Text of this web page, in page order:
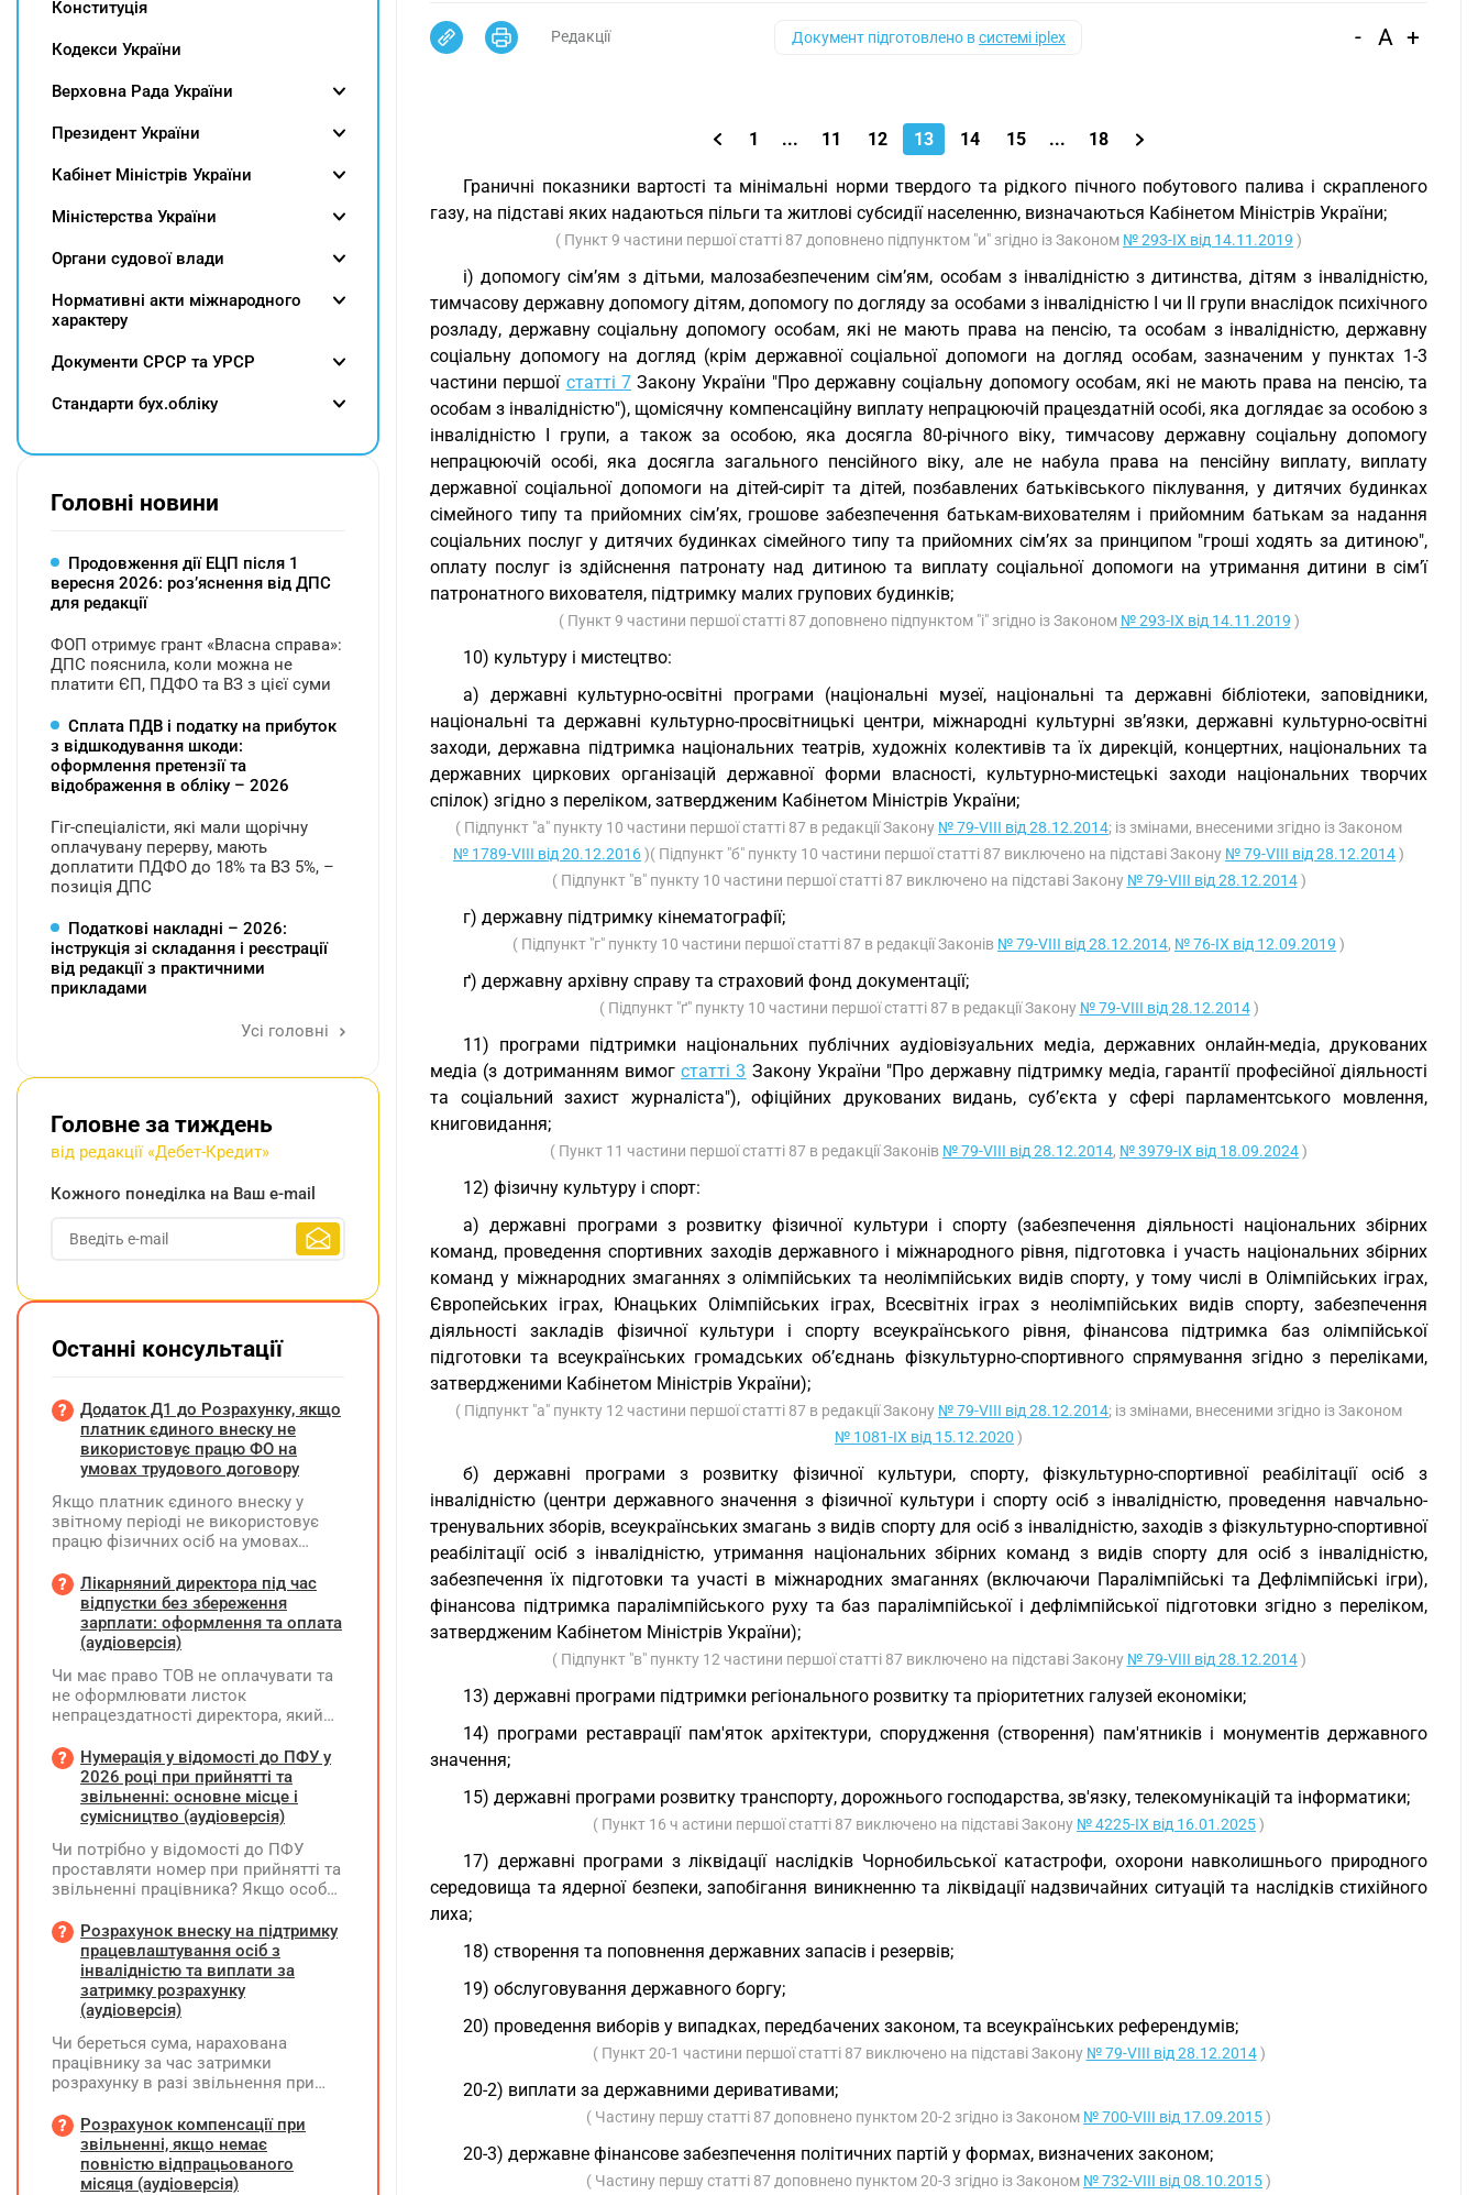
Редакції Документ підготовлено всистемі iplex - A +
1 ... 11 12 13 14 15 ... 18
Граничні показники вартості та мінімальні норми твердого та рідкого пічного побутового палива і скрапленого
газу, на підставі яких надаються пільги та житлові субсидії населенню, визначаються Кабінетом Міністрів України;
( Пункт 9 частини першої статті 87 доповнено підпунктом "и" згідно із Законом № 293-IX від 14.11.2019 )
і) допомогу сім’ям з дітьми, малозабезпеченим сім’ям, особам з інвалідністю з дитинства, дітям з інвалідністю,
тимчасову державну допомогу дітям, допомогу по догляду за особами з інвалідністю I чи II групи внаслідок психічного
розладу, державну соціальну допомогу особам, які не мають права на пенсію, та особам з інвалідністю, державну
соціальну допомогу на догляд (крім державної соціальної допомоги на догляд особам, зазначеним у пунктах 1-3
частини першої статті 7Закону України "Про державну соціальну допомогу особам, які не мають права на пенсію, та
особам з інвалідністю"), щомісячну компенсаційну виплату непрацюючій працездатній особі, яка доглядає за особою з
інвалідністю I групи, а також за особою, яка досягла 80-річного віку, тимчасову державну соціальну допомогу
непрацюючій особі, яка досягла загального пенсійного віку, але не набула права на пенсійну виплату, виплату
державної соціальної допомоги на дітей-сиріт та дітей, позбавлених батьківського піклування, у дитячих будинках
сімейного типу та прийомних сім’ях, грошове забезпечення батькам-вихователям і прийомним батькам за надання
соціальних послуг у дитячих будинках сімейного типу та прийомних сім’ях за принципом "гроші ходять за дитиною",
оплату послуг із здійснення патронату над дитиною та виплату соціальної допомоги на утримання дитини в сім’ї
патронатного вихователя, підтримку малих групових будинків;
( Пункт 9 частини першої статті 87 доповнено підпунктом "і" згідно із Законом № 293-IX від 14.11.2019 )
10) культуру і мистецтво:
а) державні культурно-освітні програми (національні музеї, національні та державні бібліотеки, заповідники,
національні та державні культурно-просвітницькі центри, міжнародні культурні зв’язки, державні культурно-освітні
заходи, державна підтримка національних театрів, художніх колективів та їх дирекцій, концертних, національних та
державних циркових організацій державної форми власності, культурно-мистецькі заходи національних творчих
спілок) згідно з переліком, затвердженим Кабінетом Міністрів України;
( Підпункт "а" пункту 10 частини першої статті 87 в редакції Закону № 79-VIII від 28.12.2014; із змінами, внесеними згідно із Законом
№ 1789-VIII від 20.12.2016)( Підпункт "б" пункту 10 частини першої статті 87 виключено на підставі Закону № 79-VIII від 28.12.2014)
( Підпункт "в" пункту 10 частини першої статті 87 виключено на підставі Закону № 79-VIII від 28.12.2014)
г) державну підтримку кінематографії;
( Підпункт "г" пункту 10 частини першої статті 87 в редакції Законів № 79-VIII від 28.12.2014, № 76-IX від 12.09.2019 )
ґ) державну архівну справу та страховий фонд документації;
( Підпункт "ґ" пункту 10 частини першої статті 87 в редакції Закону № 79-VIII від 28.12.2014)
11) програми підтримки національних публічних аудіовізуальних медіа, державних онлайн-медіа, друкованих
медіа (з дотриманням вимогстатті 3 Закону України "Про державну підтримку медіа, гарантії професійної діяльності
та соціальний захист журналіста"), офіційних друкованих видань, суб’єкта у сфері парламентського мовлення,
книговидання;
( Пункт 11 частини першої статті 87 в редакції Законів № 79-VIII від 28.12.2014, № 3979-IX від 18.09.2024)
12) фізичну культуру і спорт:
а) державні програми з розвитку фізичної культури і спорту (забезпечення діяльності національних збірних
команд, проведення спортивних заходів державного і міжнародного рівня, підготовка і участь національних збірних
команд у міжнародних змаганнях з олімпійських та неолімпійських видів спорту, у тому числі в Олімпійських іграх,
Європейських іграх, Юнацьких Олімпійських іграх, Всесвітніх іграх з неолімпійських видів спорту, забезпечення
діяльності закладів фізичної культури і спорту всеукраїнського рівня, фінансова підтримка баз олімпійської
підготовки та всеукраїнських громадських об’єднань фізкультурно-спортивного спрямування згідно з переліками,
затвердженими Кабінетом Міністрів України);
( Підпункт "а" пункту 12 частини першої статті 87 в редакції Закону № 79-VIII від 28.12.2014; із змінами, внесеними згідно із Законом
№ 1081-IX від 15.12.2020 )
б) державні програми з розвитку фізичної культури, спорту, фізкультурно-спортивної реабілітації осіб з
інвалідністю (центри державного значення з фізичної культури і спорту осіб з інвалідністю, проведення навчально-
тренувальних зборів, всеукраїнських змагань з видів спорту для осіб з інвалідністю, заходів з фізкультурно-спортивної
реабілітації осіб з інвалідністю, утримання національних збірних команд з видів спорту для осіб з інвалідністю,
забезпечення їх підготовки та участі в міжнародних змаганнях (включаючи Паралімпійські та Дефлімпійські ігри),
фінансова підтримка паралімпійського руху та баз паралімпійської і дефлімпійської підготовки згідно з переліком,
затвердженим Кабінетом Міністрів України);
( Підпункт "в" пункту 12 частини першої статті 87 виключено на підставі Закону № 79-VIII від 28.12.2014)
13) державні програми підтримки регіонального розвитку та пріоритетних галузей економіки;
14) програми реставрації пам'яток архітектури, спорудження (створення) пам'ятників і монументів державного
значення;
15) державні програми розвитку транспорту, дорожнього господарства, зв'язку, телекомунікацій та інформатики;
( Пункт 16 ч астини першої статті 87 виключено на підставі Закону № 4225-IX від 16.01.2025)
17) державні програми з ліквідації наслідків Чорнобильської катастрофи, охорони навколишнього природного
середовища та ядерної безпеки, запобігання виникненню та ліквідації надзвичайних ситуацій та наслідків стихійного
лиха;
18) створення та поповнення державних запасів і резервів;
19) обслуговування державного боргу;
20) проведення виборів у випадках, передбачених законом, та всеукраїнських референдумів;
( Пункт 20-1 частини першої статті 87 виключено на підставі Закону № 79-VIII від 28.12.2014)
20-2) виплати за державними деривативами;
( Частину першу статті 87 доповнено пунктом 20-2 згідно із Законом № 700-VIII від 17.09.2015)
20-3) державне фінансове забезпечення політичних партій у формах, визначених законом;
( Частину першу статті 87 доповнено пунктом 20-3 згідно із Законом № 732-VIII від 08.10.2015)
Конституція
Кодекси України
Верховна Рада України
Президент України
Кабінет Міністрів України
Міністерства України
Органи судової влади
Нормативні акти міжнародного
характеру
Документи СРСР та УРСР
Cтандарти бух.обліку
Головні новини
Продовження дії ЕЦП після 1
вересня 2026: розʼяснення від ДПС
для редакції
ФОП отримує грант «Власна справа»:
ДПС пояснила, коли можна не
платити ЄП, ПДФО та ВЗ з цієї суми
Сплата ПДВ і податку на прибуток
з відшкодування шкоди:
оформлення претензії та
відображення в обліку – 2026
Гіг-спеціалісти, які мали щорічну
оплачувану перерву, мають
доплатити ПДФО до 18% та ВЗ 5%, –
позиція ДПС
Податкові накладні – 2026:
інструкція зі складання і реєстрації
від редакції з практичними
прикладами
Усі головні
Головне за тиждень
від редакції «Дебет-Кредит»
Кожного понеділка на Ваш e-mail
Останні консультації
Додаток Д1 до Розрахунку, якщо
платник єдиного внеску не
використовує працю ФО на
умовах трудового договору
Якщо платник єдиного внеску у
звітному періоді не використовує
працю фізичних осіб на умовах
на інших умовах, передбачених
законодавством, Додаток Д1/
Додаток ФІЗ-Д1 за відповідний
період не подається
Лікарняний директора під час
відпустки без збереження
зарплати: оформлення та оплата
(аудіоверсія)
Чи має право ТОВ не оплачувати та
не оформлювати листок
непрацездатності директора, який
збереження заробітної плати під час
призупинення діяльності
підприємства?
Нумерація у відомості до ПФУ у
2026 році при прийнятті та
звільненні: основне місце і
сумісництво (аудіоверсія)
Чи потрібно у відомості до ПФУ
проставляти номер при прийнятті та
звільненні працівника? Якщо особа
місцем роботи та за сумісництвом,
чи рахується це як два роботодавці?
Розрахунок внеску на підтримку
працевлаштування осіб з
інвалідністю та виплати за
затримку розрахунку
(аудіоверсія)
Чи береться сума, нарахована
працівнику за час затримки
розрахунку в разі звільнення при
заробітної плати (винагороди), для
розрахунку внеску на підтримку
працевлаштування осіб з
інвалідністю?
Розрахунок компенсації при
звільненні, якщо немає
повністю відпрацьованого
місяця (аудіоверсія)